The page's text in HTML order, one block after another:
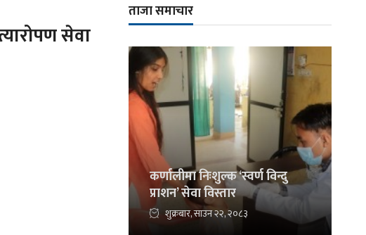
सेवा
ताजा समाचार
कर्णालीमा निःशुल्क ‘स्वर्ण विन्दु
प्राशन’ सेवा विस्तार
शुक्रबार, साउन २२, २०८३